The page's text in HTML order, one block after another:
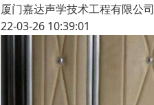
厦门嘉达声学技术工程有限公司
22-03-26 10:39:01